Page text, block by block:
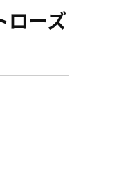
ローズ